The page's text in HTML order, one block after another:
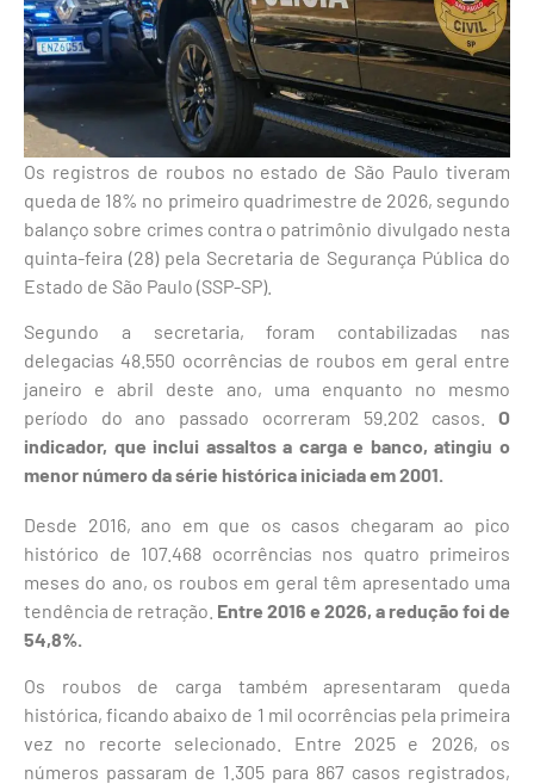
Os registros de roubos no estado de São Paulo tiveram
queda de 18% no primeiro quadrimestre de 2026, segundo
balanço sobre crimes contra o patrimônio divulgado nesta
quinta-feira (28) pela Secretaria de Segurança Pública do
Estado de São Paulo (SSP-SP).
Segundo a secretaria, foram contabilizadas nas
delegacias 48.550 ocorrências de roubos em geral entre
janeiro e abril deste ano, uma enquanto no mesmo
período do ano passado ocorreram 59.202 casos. O
indicador, que inclui assaltos a carga e banco, atingiu o
menor número da série histórica iniciada em 2001.
Desde 2016, ano em que os casos chegaram ao pico
histórico de 107.468 ocorrências nos quatro primeiros
meses do ano, os roubos em geral têm apresentado uma
tendência de retração. Entre 2016 e 2026, a redução foi de
54,8%.
Os roubos de carga também apresentaram queda
histórica, ficando abaixo de 1 mil ocorrências pela primeira
vez no recorte selecionado. Entre 2025 e 2026, os
números passaram de 1.305 para 867 casos registrados,